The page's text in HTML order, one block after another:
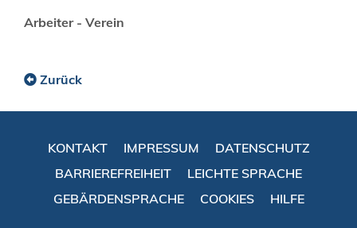
Arbeiter - Verein
Zurück
KONTAKT IMPRESSUM
DATENSCHUTZ
BARRIEREFREIHEIT
LEICHTE SPRACHE
GEBÄRDENSPRACHE
COOKIES HILFE